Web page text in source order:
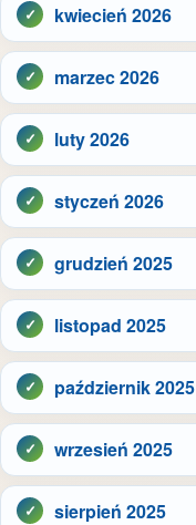
kwiecień 2026
marzec 2026
luty 2026
styczeń 2026
grudzień 2025
listopad 2025
październik 2025
wrzesień 2025
sierpień 2025